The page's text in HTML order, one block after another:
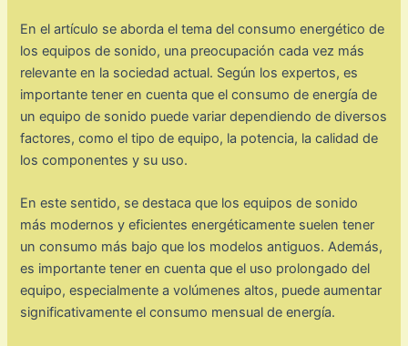
En el artículo se aborda el tema del consumo energético de
los equipos de sonido, una preocupación cada vez más
relevante en la sociedad actual. Según los expertos, es
importante tener en cuenta que el consumo de energía de
un equipo de sonido puede variar dependiendo de diversos
factores, como el tipo de equipo, la potencia, la calidad de
los componentes y su uso.
En este sentido, se destaca que los equipos de sonido
más modernos y eficientes energéticamente suelen tener
un consumo más bajo que los modelos antiguos. Además,
es importante tener en cuenta que el uso prolongado del
equipo, especialmente a volúmenes altos, puede aumentar
significativamente el consumo mensual de energía.